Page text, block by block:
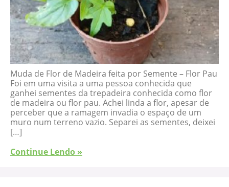
Muda de Flor de Madeira feita por Semente – Flor Pau
Foi em uma visita a uma pessoa conhecida que
ganhei sementes da trepadeira conhecida como flor
de madeira ou flor pau. Achei linda a flor, apesar de
perceber que a ramagem invadia o espaço de um
muro num terreno vazio. Separei as sementes, deixei
[…]
Continue Lendo »